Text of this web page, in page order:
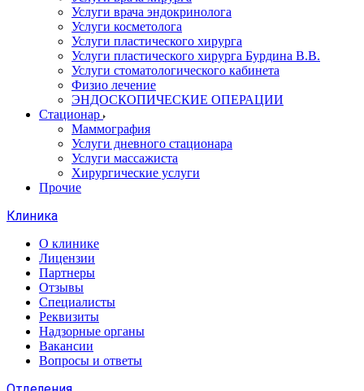
Услуги врача эндокринолога
Услуги косметолога
Услуги пластического хирурга
Услуги пластического хирурга Бурдина В.В.
Услуги стоматологического кабинета
Физио лечение
ЭНДОСКОПИЧЕСКИЕ ОПЕРАЦИИ
Стационар
Маммография
Услуги дневного стационара
Услуги массажиста
Хирургические услуги
Прочие
Клиника
О клинике
Лицензии
Партнеры
Отзывы
Специалисты
Реквизиты
Надзорные органы
Вакансии
Вопросы и ответы